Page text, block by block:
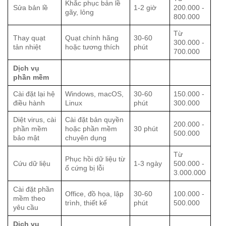
Sửa bản lề
Khắc phục bản lề
gãy, lỏng
1-2 giờ
200.000 -
800.000
Thay quạt
tản nhiệt
Quạt chính hãng
hoặc tương thích
30-60
phút
Từ
300.000 -
700.000
Dịch vụ
phần mềm
Cài đặt lại hệ
điều hành
Windows, macOS,
Linux
30-60
phút
150.000 -
300.000
Diệt virus, cài
phần mềm
bảo mật
Cài đặt bản quyền
hoặc phần mềm
chuyên dụng
30 phút
200.000 -
500.000
Cứu dữ liệu
Phục hồi dữ liệu từ
ổ cứng bị lỗi
1-3 ngày
Từ
500.000 -
3.000.000
Cài đặt phần
mềm theo
yêu cầu
Office, đồ họa, lập
trình, thiết kế
30-60
phút
100.000 -
500.000
Dịch vụ